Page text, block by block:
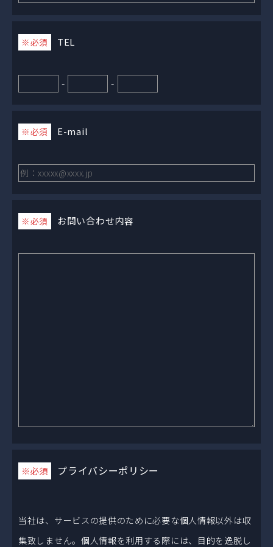
※必須 TEL
- -
※必須 E-mail
※必須 お問い合わせ内容
※必須 プライバシーポリシー
当社は、サービスの提供のために必要な個人情報以外は収
集致しません。個人情報を利用する際には、目的を逸脱し